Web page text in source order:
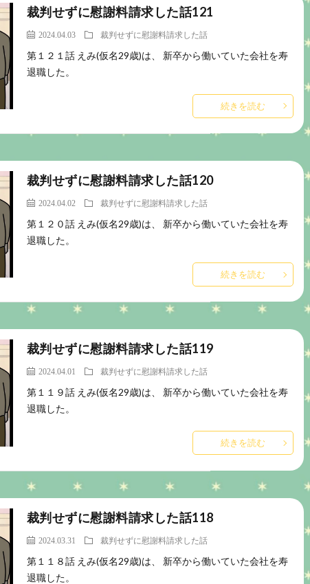
裁判せずに慰謝料請求した話121
2024.04.03 裁判せずに慰謝料請求した話
第１２１話 えみ(仮名29歳)は、 新卒から働いていた会社を寿
退職した。
続きを読む
裁判せずに慰謝料請求した話120
2024.04.02 裁判せずに慰謝料請求した話
第１２０話 えみ(仮名29歳)は、 新卒から働いていた会社を寿
退職した。
続きを読む
裁判せずに慰謝料請求した話119
2024.04.01 裁判せずに慰謝料請求した話
第１１９話 えみ(仮名29歳)は、 新卒から働いていた会社を寿
退職した。
続きを読む
裁判せずに慰謝料請求した話118
2024.03.31 裁判せずに慰謝料請求した話
第１１８話 えみ(仮名29歳)は、 新卒から働いていた会社を寿
退職した。